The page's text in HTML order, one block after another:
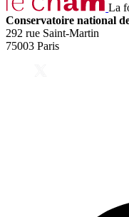
La
Conservatoire national
292 rue Saint-Martin
75003 Paris